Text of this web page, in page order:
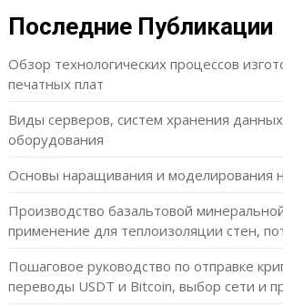
Последние Публикации
Обзор технологических процессов
печатных плат
Виды серверов, систем хранения
оборудования
Основы наращивания и моделирования
Производство базальтовой
применение для теплоизоляции стен,
Пошаговое руководство по отправке
переводы USDT и Bitcoin, выбор сети и